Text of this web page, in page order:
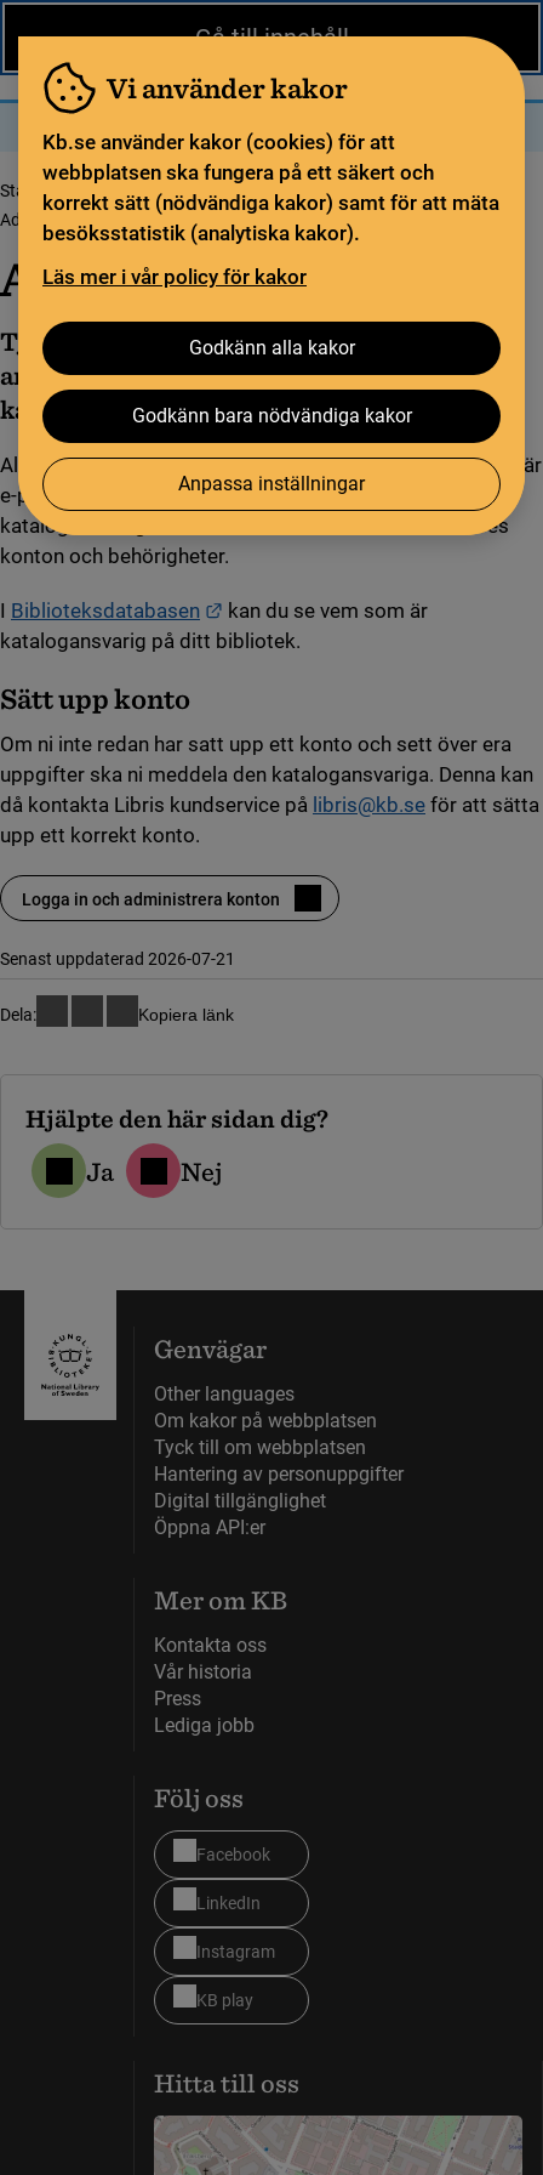
Gå till innehåll
Vi använder kakor
Kb.se använder kakor (cookies) för att
webbplatsen ska fungera på ett säkert och
korrekt sätt (nödvändiga kakor) samt för att mäta
besöksstatistik (analytiska kakor).
Läs mer i vår policy för kakor
Godkänn alla kakor
Godkänn bara nödvändiga kakor
Anpassa inställningar
Startsida Tjänster och verktyg Arbeta med Libris
Katalogisering i Libris
Administrera konton
Administrera konton
Tjänsten Libris login hanterar
användarkonton för Libris
katalogiseringsverktyg.
Alla som ska katalogisera i Libris har personliga konton där
e-postadressen är användarnamn. Det är den
katalogansvariga som administrerar sina medarbetares
konton och behörigheter.
I Biblioteksdatabasen Länk till annan webbplats.
kan du se vem som är
katalogansvarig på ditt bibliotek.
Sätt upp konto
Om ni inte redan har satt upp ett konto och sett över era
uppgifter ska ni meddela den katalogansvariga. Denna kan
då kontakta Libris kundservice på libris@kb.se för att sätta
upp ett korrekt konto.
Logga in och administrera konton
(länk till annan webbplats)
Senast uppdaterad 2026-07-21
Dela: Kopiera länk
Hjälpte den här sidan dig?
Ja Nej
Genvägar
Other languages
Om kakor på webbplatsen
Tyck till om webbplatsen
Hantering av personuppgifter
Digital tillgänglighet
Öppna API:er
Mer om KB
Kontakta oss
Vår historia
Press
Lediga jobb
Följ oss
Facebook
LinkedIn
Instagram
KB play
Hitta till oss